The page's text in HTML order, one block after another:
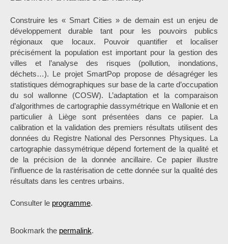
Construire les « Smart Cities » de demain est un enjeu de
développement durable tant pour les pouvoirs publics
régionaux que locaux. Pouvoir quantifier et localiser
précisément la population est important pour la gestion des
villes et l’analyse des risques (pollution, inondations,
déchets…). Le projet SmartPop propose de désagréger les
statistiques démographiques sur base de la carte d’occupation
du sol wallonne (COSW). L’adaptation et la comparaison
d’algorithmes de cartographie dassymétrique en Wallonie et en
particulier à Liège sont présentées dans ce papier. La
calibration et la validation des premiers résultats utilisent des
données du Registre National des Personnes Physiques. La
cartographie dassymétrique dépend fortement de la qualité et
de la précision de la donnée ancillaire. Ce papier illustre
l’influence de la rastérisation de cette donnée sur la qualité des
résultats dans les centres urbains.
Consulter le programme.
Bookmark the permalink.